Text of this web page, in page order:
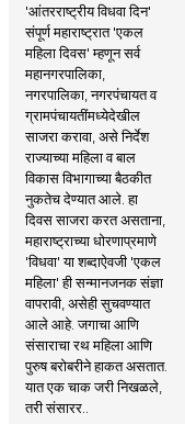
'आंतरराष्ट्रीय विधवा दिन'
संपूर्ण महाराष्ट्रात 'एकल
महिला दिवस' म्हणून सर्व
महानगरपालिका,
नगरपालिका, नगरपंचायत व
ग्रामपंचायतींमध्येदेखील
साजरा करावा, असे निर्देश
राज्याच्या महिला व बाल
विकास विभागाच्या बैठकीत
नुकतेच देण्यात आले. हा
दिवस साजरा करत असताना,
महाराष्ट्राच्या धोरणाप्रमाणे
'विधवा' या शब्दाऐवजी 'एकल
महिला' ही सन्मानजनक संज्ञा
वापरावी, असेही सुचवण्यात
आले आहे. जगाचा आणि
संसाराचा रथ महिला आणि
पुरुष बरोबरीने हाकत असतात.
यात एक चाक जरी निखळले,
तरी संसारर..